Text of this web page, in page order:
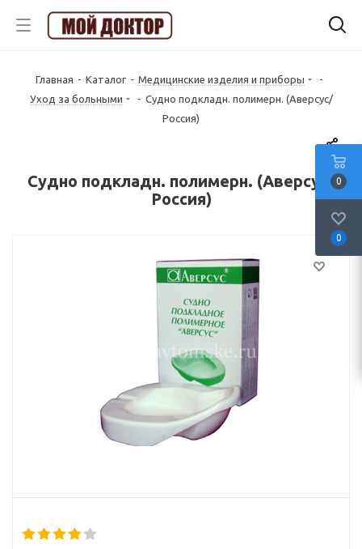
Главная - Каталог - Медицинские изделия и приборы
-
Уход за больными
- Судно подкладн. полимерн. (Аверсус/
Россия)
Судно подкладн. полимерн. (Аверсус/
Россия)
0
0